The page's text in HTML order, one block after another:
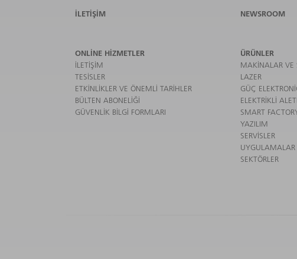
İLETIŞIM NEWSROOM
ONLINE HIZMETLER
İLETIŞIM
TESISLER
ETKINLIKLER VE ÖNEMLI TARIHLER
BÜLTEN ABONELIĞI
GÜVENLIK BILGI FORMLARI
ÜRÜNLER
MAKINALAR VE
LAZER
GÜÇ
ELEKTRIKLI
SMART
YAZILIM
SERVISLER
UYGULAMALAR
SEKTÖRLER